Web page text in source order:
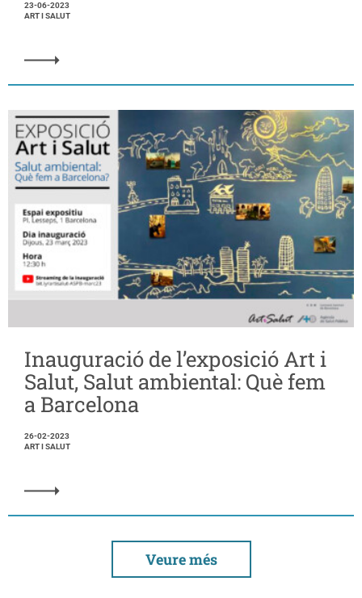
23-06-2023
ART I SALUT
Inauguració de l’exposició Art i
Salut, Salut ambiental: Què fem
a Barcelona
26-02-2023
ART I SALUT
Veure més